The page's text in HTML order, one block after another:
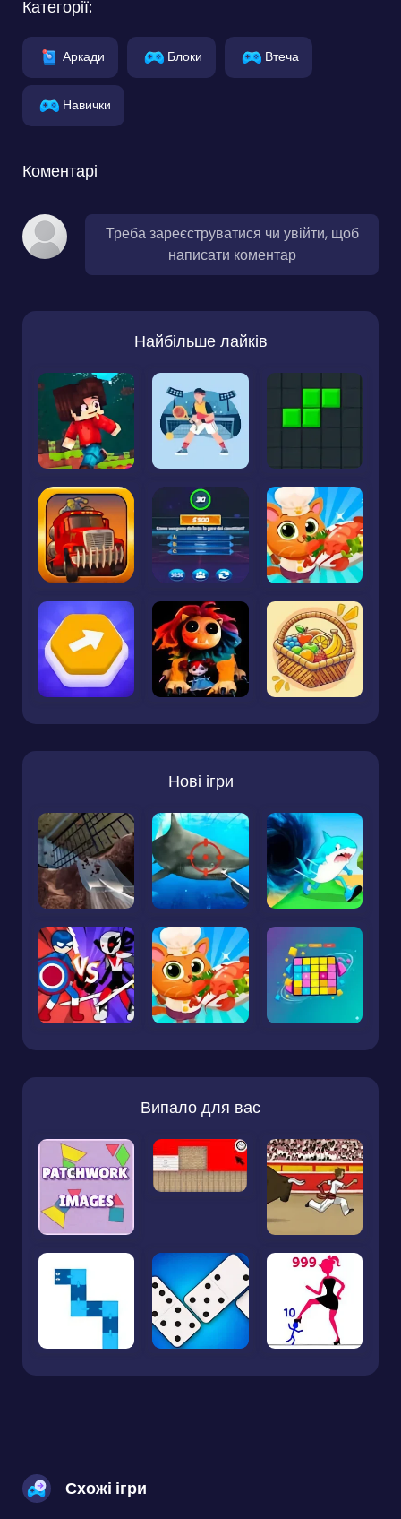
Категорії:
Аркади Блоки Втеча
Навички
Коментарі
Треба зареєструватися чи увійти, щоб
написати коментар
Найбільше лайків
Нові ігри
Випало для вас
Схожі ігри